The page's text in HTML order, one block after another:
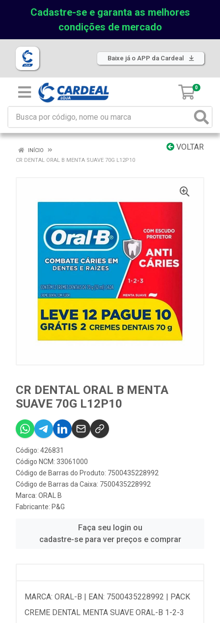
Cadastre-se e garanta as melhores
condições de mercado
Baixe já o APP da Cardeal
0
VOLTAR
INÍCIO
CR DENTAL ORAL B MENTA SUAVE 70G L12P10
CR DENTAL ORAL B MENTA
SUAVE 70G L12P10
Código: 426831
Código NCM: 33061000
Código de Barras do Produto: 7500435228992
Código de Barras da Caixa: 7500435228992
Marca: ORAL B
Fabricante: P&G
Faça seu login ou
cadastre-se para ver preços e comprar
MARCA: ORAL-B | EAN: 7500435228992 | PACK
CREME DENTAL MENTA SUAVE ORAL-B 1-2-3